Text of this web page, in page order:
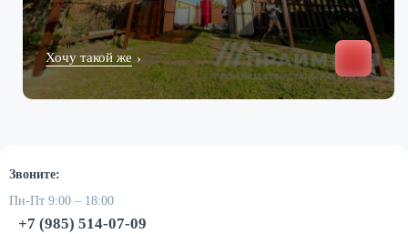
Хочу такой же ›
Звоните:
Пн-Пт 9:00 – 18:00
+7 (985) 514-07-09